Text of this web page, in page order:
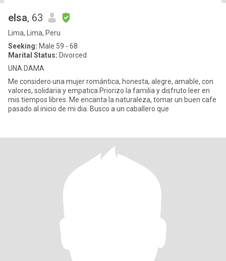
elsa, 63
Lima, Lima, Peru
Seeking: Male 59 - 68
Marital Status: Divorced
UNA DAMA
Me considero una mujer romántica, honesta, alegre, amable, con
valores, solidaria y empatica.Priorizo la familia y disfruto leer en
mis tiempos libres. Me encanta la naturaleza, tomar un buen cafe
pasado al inicio de mi dia. Busco a un caballero que